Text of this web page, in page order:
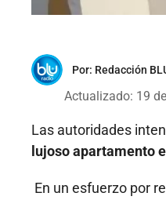
Por: Redacción
Actualizado: 19
Las autoridades
lujoso apartamento
En un esfuerzo por